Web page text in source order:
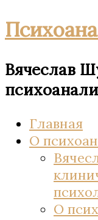
Вячеслав
Главная
О
О